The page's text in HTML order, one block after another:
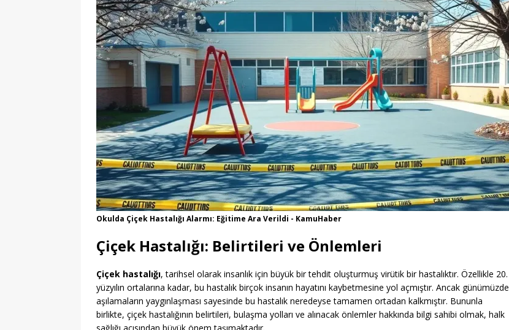
Okulda Çiçek Hastalığı Alarmı: Eğitime Ara Verildi - KamuHaber
Çiçek Hastalığı: Belirtileri ve Önlemleri
Çiçek hastalığı, tarihsel olarak insanlık için büyük bir tehdit oluşturmuş virütik bir hastalıktır. Özellikle 20.
yüzyılın ortalarına kadar, bu hastalık birçok insanın hayatını kaybetmesine yol açmıştır. Ancak günümüzde
aşılamaların yaygınlaşması sayesinde bu hastalık neredeyse tamamen ortadan kalkmıştır. Bununla
birlikte, çiçek hastalığının belirtileri, bulaşma yolları ve alınacak önlemler hakkında bilgi sahibi olmak, halk